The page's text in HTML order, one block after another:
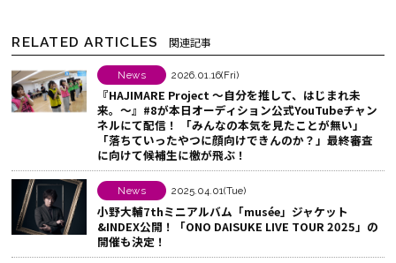
ア
す
る
b
o
o
で
シ
ェ
ア
す
る
ェ
ア
す
RELATED ARTICLES 関連記事
News 2026.01.16(Fri)
『HAJIMARE Project 〜自分を推して、はじまれ未
来。〜』#8が本日オーディション公式YouTubeチャン
ネルにて配信！ 「みんなの本気を見たことが無い」
「落ちていったやつに顔向けできんのか？」最終審査
に向けて候補生に檄が飛ぶ！
News 2025.04.01(Tue)
小野大輔7thミニアルバム「musée」ジャケット
&INDEX公開！「ONO DAISUKE LIVE TOUR 2025」の
開催も決定！